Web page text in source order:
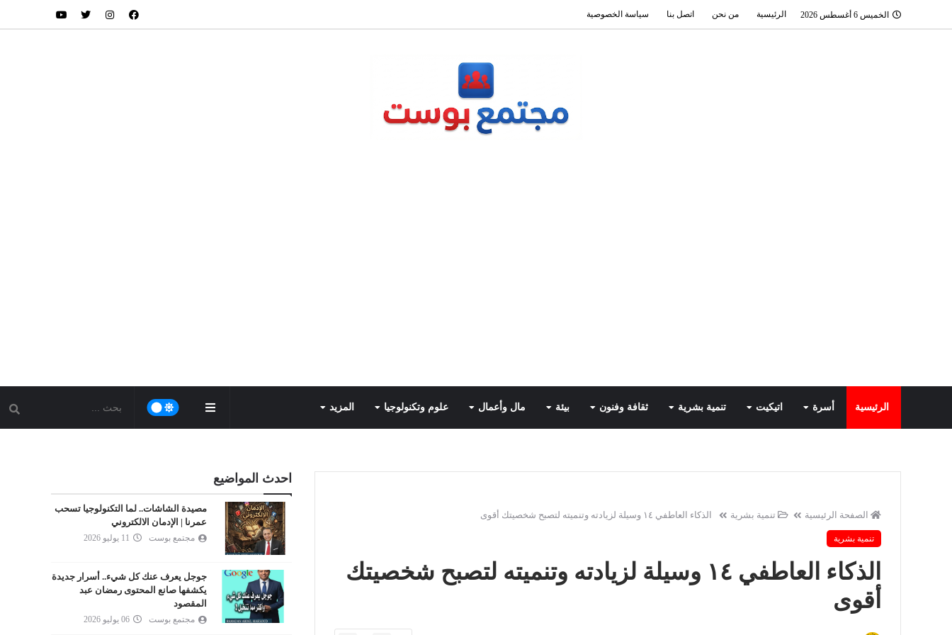
الخميس 6 أغسطس 2026 الرئيسية من نحن اتصل بنا سياسة الخصوصية
الرئيسية أسرة اتيكيت تنمية بشرية ثقافة وفنون بيئة مال وأعمال علوم وتكنولوجيا المزيد
الصفحة الرئيسية تنمية بشرية الذكاء العاطفي ١٤ وسيلة لزيادته وتنميته لتصبح شخصيتك أقوى
تنمية بشرية
الذكاء العاطفي ١٤ وسيلة لزيادته وتنميته لتصبح شخصيتك
أقوى
احدث المواضيع
مصيدة الشاشات.. لما التكنولوجيا تسحب
عمرنا | الإدمان الالكتروني
مجتمع بوست 11 يوليو 2026
جوجل يعرف عنك كل شيء.. أسرار جديدة
يكشفها صانع المحتوى رمضان عبد
المقصود
مجتمع بوست 06 يوليو 2026